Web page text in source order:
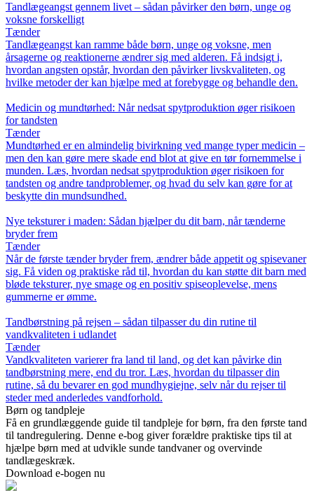
Tandlægeangst gennem livet – sådan påvirker den børn, unge og
voksne forskelligt
Tænder
Tandlægeangst kan ramme både børn, unge og voksne, men
årsagerne og reaktionerne ændrer sig med alderen. Få indsigt i,
hvordan angsten opstår, hvordan den påvirker livskvaliteten, og
hvilke metoder der kan hjælpe med at forebygge og behandle den.
Medicin og mundtørhed: Når nedsat spytproduktion øger risikoen
for tandsten
Tænder
Mundtørhed er en almindelig bivirkning ved mange typer medicin –
men den kan gøre mere skade end blot at give en tør fornemmelse i
munden. Læs, hvordan nedsat spytproduktion øger risikoen for
tandsten og andre tandproblemer, og hvad du selv kan gøre for at
beskytte din mundsundhed.
Nye teksturer i maden: Sådan hjælper du dit barn, når tænderne
bryder frem
Tænder
Når de første tænder bryder frem, ændrer både appetit og spisevaner
sig. Få viden og praktiske råd til, hvordan du kan støtte dit barn med
bløde teksturer, nye smage og en positiv spiseoplevelse, mens
gummerne er ømme.
Tandbørstning på rejsen – sådan tilpasser du din rutine til
vandkvaliteten i udlandet
Tænder
Vandkvaliteten varierer fra land til land, og det kan påvirke din
tandbørstning mere, end du tror. Læs, hvordan du tilpasser din
rutine, så du bevarer en god mundhygiejne, selv når du rejser til
steder med anderledes vandforhold.
Børn og tandpleje
Få en grundlæggende guide til tandpleje for børn, fra den første tand
til tandregulering. Denne e-bog giver forældre praktiske tips til at
hjælpe børn med at udvikle sunde tandvaner og overvinde
tandlægeskræk.
Download e-bogen nu